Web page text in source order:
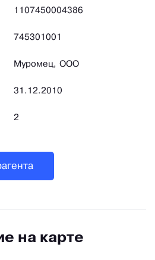
1107450004386
745301001
Муромец, ООО
31.12.2010
2
на карте